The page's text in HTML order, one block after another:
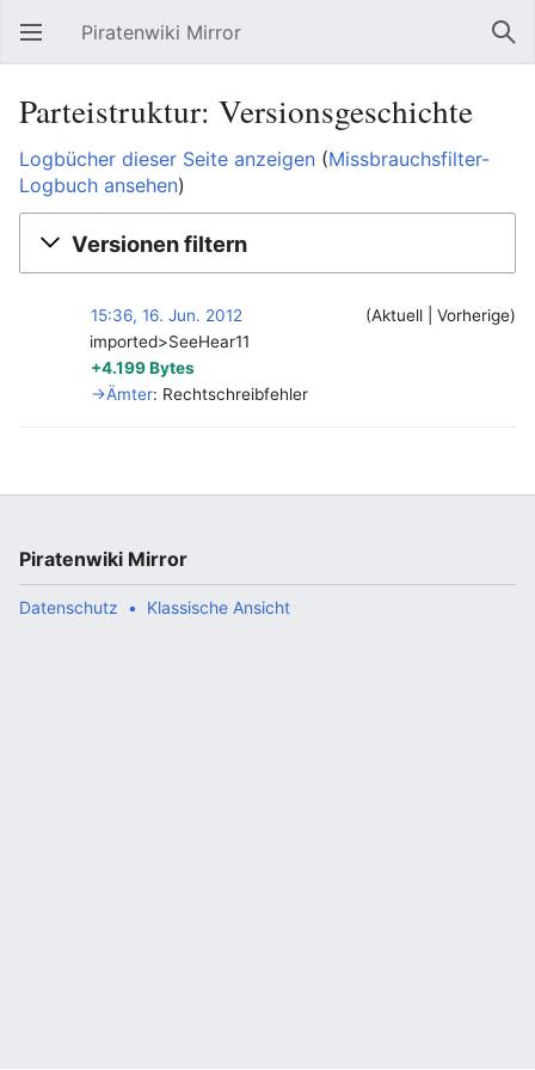
Hauptmenü öffnen Piratenwiki Mirror
Parteistruktur: Versionsgeschichte
Logbücher dieser Seite anzeigen (Missbrauchsfilter-
Logbuch ansehen)
Versionen filtern
Aktuell Vorherige
15:36, 16. Jun. 2012
‎imported>SeeHear11
+4.199 Bytes
→‎Ämter: Rechtschreibfehler
Piratenwiki Mirror
Datenschutz Klassische Ansicht